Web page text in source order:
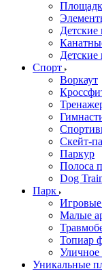
Детские
Спорт
Воркаут
Скейт-
Паркур
Полоса
Dog
Парк
Малые
Топиар
Уличное
Уникальные